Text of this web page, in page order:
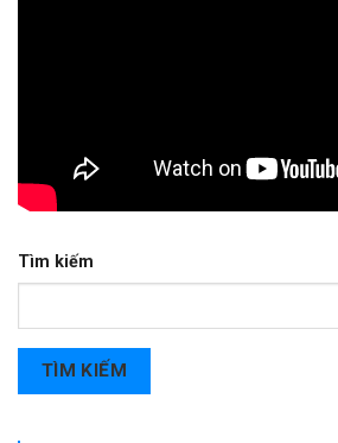
Tìm kiếm
TÌM KIẾM